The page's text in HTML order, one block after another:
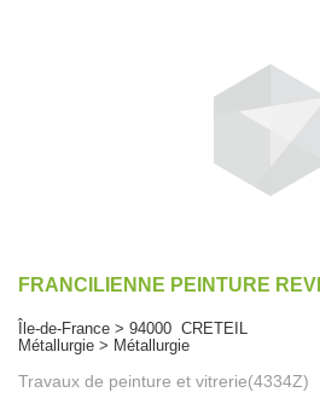
FRANCILIENNE PEINTURE
Île-de-France > 94000 CRETEIL
Métallurgie > Métallurgie
Travaux de peinture et vitrerie(4334Z)